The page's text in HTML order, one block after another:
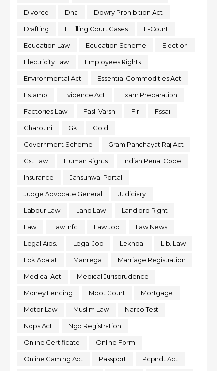
Divorce Dna Dowry Prohibition Act
Drafting E Filling Court Cases E-Court
Education Law Education Scheme Election
Electricity Law Employees Rights
Environmental Act Essential Commodities Act
Estamp Evidence Act Exam Preparation
Factories Law Fasli Varsh Fir Fssai
Gharouni Gk Gold
Government Scheme Gram Panchayat Raj Act
Gst Law Human Rights Indian Penal Code
Insurance Jansunwai Portal
Judge Advocate General Judiciary
Labour Law Land Law Landlord Right
Law Law Info Law Job Law News
Legal Aids. Legal Job Lekhpal Llb. Law
Lok Adalat Manrega Marriage Registration
Medical Act Medical Jurisprudence
Money Lending Moot Court Mortgage
Motor Law Muslim Law Narco Test
Ndps Act Ngo Registration
Online Certificate Online Form
Online Gaming Act Passport Pcpndt Act